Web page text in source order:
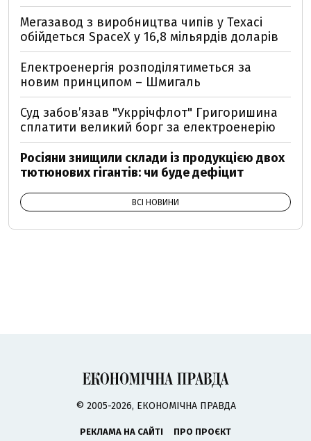
Мегазавод з виробництва чипів у Техасі
обійдеться SpaceX у 16,8 мільярдів доларів
Електроенергія розподілятиметься за
новим принципом – Шмигаль
Суд забов’язав "Укррічфлот" Григоришина
сплатити великий борг за електроенерію
Росіяни знищили склади із продукцією двох
тютюнових гігантів: чи буде дефіцит
ВСІ НОВИНИ
© 2005-2026, ЕКОНОМІЧНА ПРАВДА
РЕКЛАМА НА САЙТІ
ПРО ПРОЄКТ